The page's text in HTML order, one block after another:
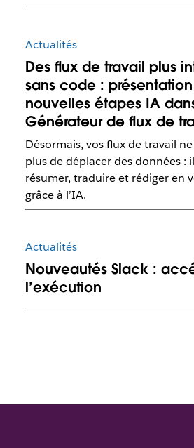
Actualités
Des flux de travail plus
sans code :
nouvelles étapes IA
Générateur de flux de
Désormais, vos flux de travail
plus de déplacer des données :
résumer, traduire et rédiger en
grâce à l’IA.
Actualités
Nouveautés Slack :
l’exécution